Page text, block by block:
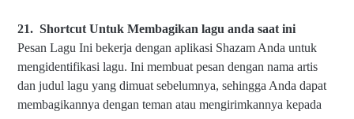
21. Shortcut Untuk Membagikan lagu anda saat ini
Pesan Lagu Ini bekerja dengan aplikasi Shazam Anda untuk
mengidentifikasi lagu. Ini membuat pesan dengan nama artis
dan judul lagu yang dimuat sebelumnya, sehingga Anda dapat
membagikannya dengan teman atau mengirimkannya kepada